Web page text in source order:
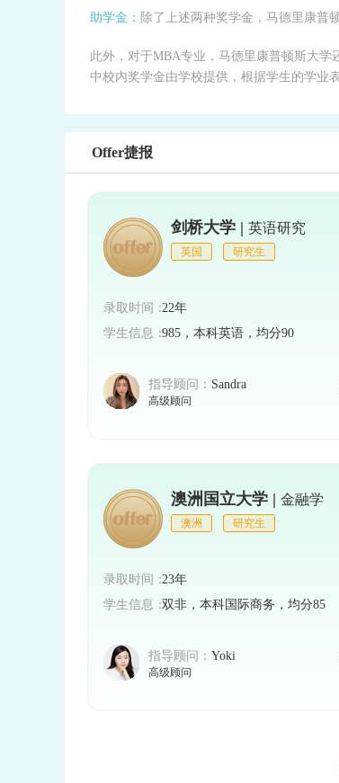
助学金： 除了上述两种奖学金，马德里康普
此外，对于MBA专业，马德里康普顿斯大
中校内奖学金由学校提供，根据学生的学业
Offer捷报
剑桥大学 | 英语研究
英国 研究生
录取时间：22年
学生信息：985，本科英语，均分90
指导顾问： Sandra
高级顾问
澳洲国立大学 | 金融学
澳洲 研究生
录取时间：23年
学生信息：双非，本科国际商务，均分85
指导顾问： Yoki
高级顾问